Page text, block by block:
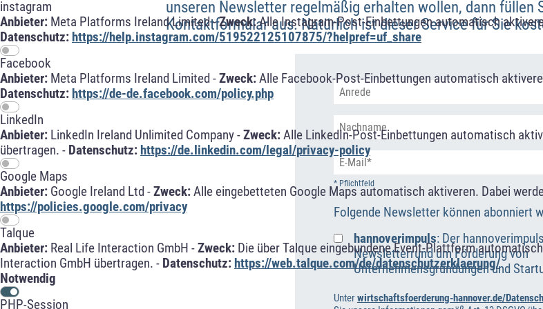
instagram
Anbieter: Meta Platforms Ireland Limited -Zweck:Alle Instagram-Post-Einbettungen automatisch
Datenschutz: https://help.instagram.com/519522125107875/?helpref=uf_share
Facebook
Anbieter: Meta Platforms Ireland Limited -Zweck:Alle Facebook-Post-Einbettungen automatisch
Datenschutz: https://de-de.facebook.com/policy.php
LinkedIn
Anbieter: LinkedIn Ireland Unlimited Company -Zweck:Alle LinkedIn-Post-Einbettungen automatisch
übertragen. - Datenschutz: https://de.linkedin.com/legal/privacy-policy
Google Maps
Anbieter: Google Ireland Ltd -Zweck:Alle eingebetteten Google Maps automatisch aktiveren. Dabei
https://policies.google.com/privacy
Talque
Anbieter: Real Life Interaction GmbH -Zweck: Die über Talque eingebundene Event-Plattform
Interaction GmbH übertragen. - Datenschutz: https://web.talque.com/de/datenschutzerklaerung/
Notwendig
PHP-Session
unseren Newsletter regelmäßig erhalten wollen, dann füllen
Kontaktformular aus. Natürlich ist dieser Service für Sie
* Pflichtfeld
Folgende Newsletter können abonniert
hannoverimpuls: Der
Newsletterrund um Förderung von
Unternehmensgründungen und
Unterwirtschaftsfoerderung-hannover.de/